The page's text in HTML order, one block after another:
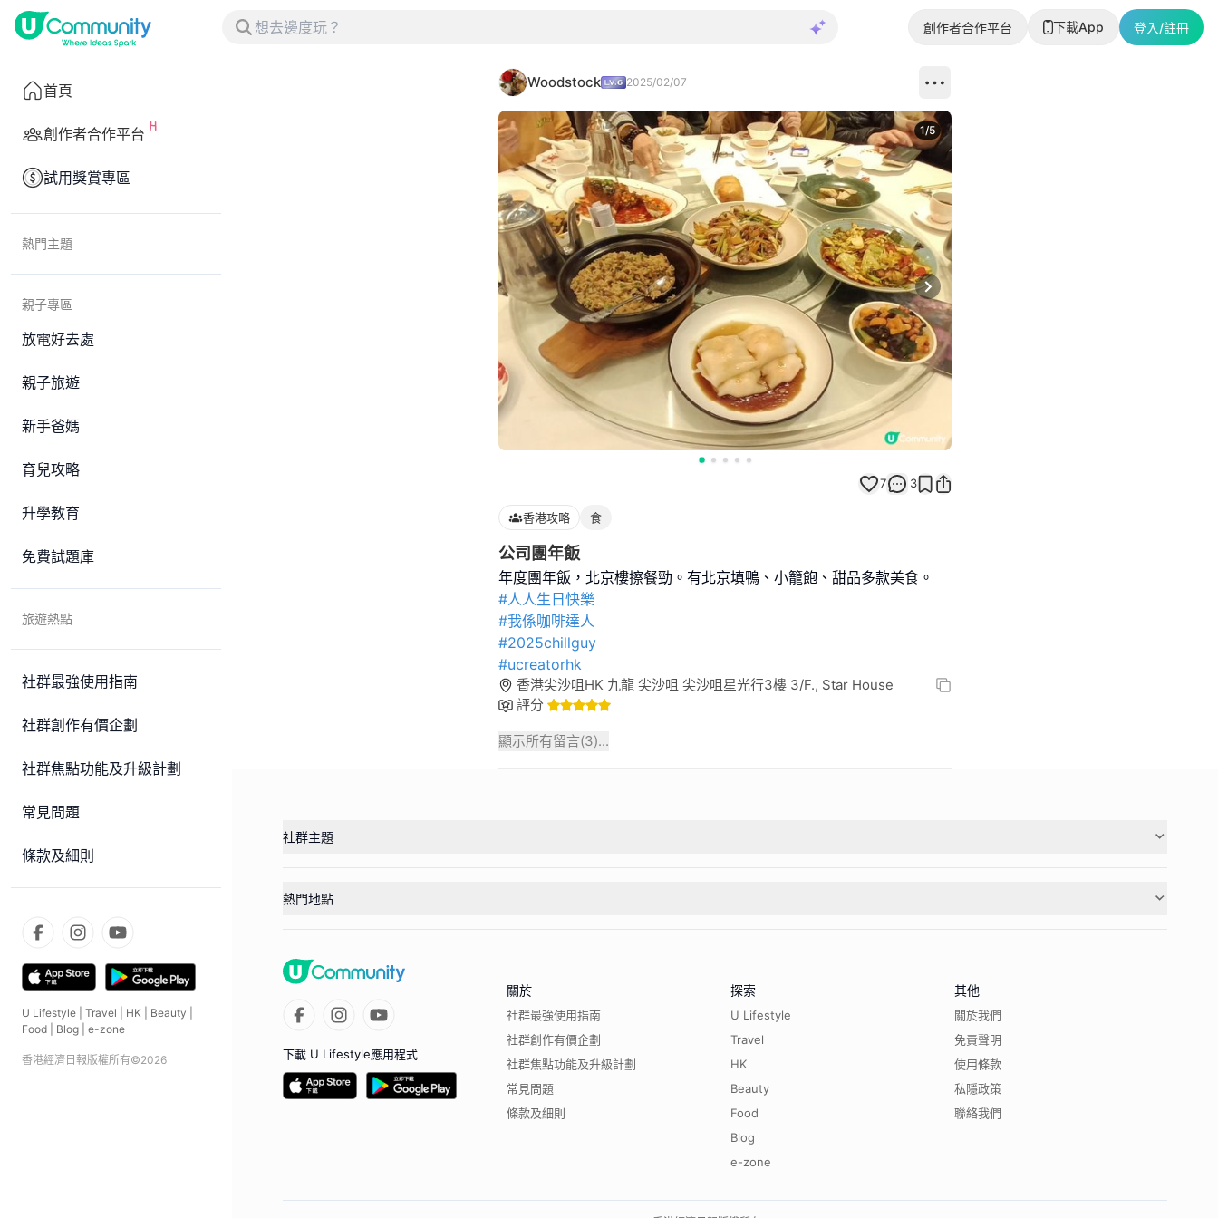
創作者合作平台 下載App 登入/註冊
首頁
創作者合作平台
試用獎賞專區
熱門主題
親子專區
放電好去處
親子旅遊
新手爸媽
育兒攻略
升學教育
免費試題庫
旅遊熱點
社群最強使用指南
社群創作有價企劃
社群焦點功能及升級計劃
常見問題
條款及細則
U Lifestyle Travel HK Beauty
Food
Blog e-zone
香港經濟日報版權所有©2026
Woodstock 2025/02/07
Next slide
1/5
7 3
香港攻略 食
公司團年飯
#人人生日快樂
#我係咖啡達人
#2025chillguy
#ucreatorhk
香港尖沙咀HK 九龍 尖沙咀 尖沙咀星光行3樓 3/F., Star House
評分
顯示所有留言(3)...
社群主題
熱門地點
下載 U Lifestyle應用程式
關於
社群最強使用指南
社群創作有價企劃
社群焦點功能及升級計劃
常見問題
條款及細則
探索
U Lifestyle
Travel
HK
Beauty
Food
Blog
e-zone
其他
關於我們
免責聲明
使用條款
私隱政策
聯絡我們